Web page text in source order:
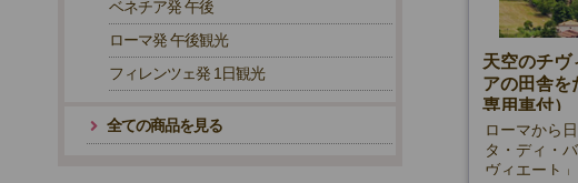
天空のチヴ
アの田舎を
専用車付）
ローマから
タ・ディ・
ヴィエート
ベネチア発 午後
ローマ発 午後観光
フィレンツェ発 1日観光
全ての商品を見る